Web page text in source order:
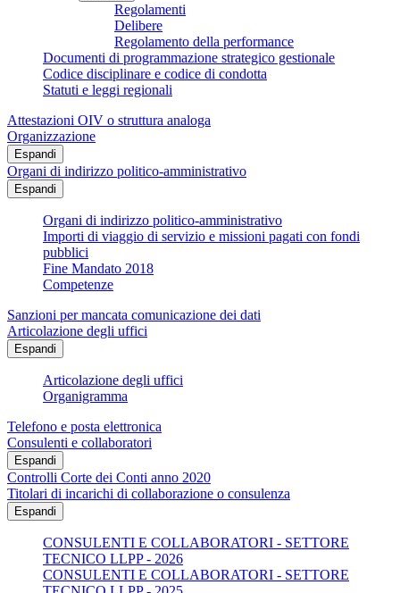
Regolamenti
Delibere
Regolamento della performance
Documenti di programmazione strategico gestionale
Codice disciplinare e codice di condotta
Statuti e leggi regionali
Attestazioni OIV o struttura analoga
Organizzazione
Espandi
Organi di indirizzo politico-amministrativo
Espandi
Organi di indirizzo politico-amministrativo
Importi di viaggio di servizio e missioni pagati con fondi
pubblici
Fine Mandato 2018
Competenze
Sanzioni per mancata comunicazione dei dati
Articolazione degli uffici
Espandi
Articolazione degli uffici
Organigramma
Telefono e posta elettronica
Consulenti e collaboratori
Espandi
Controlli Corte dei Conti anno 2020
Titolari di incarichi di collaborazione o consulenza
Espandi
CONSULENTI E COLLABORATORI - SETTORE
TECNICO LLPP - 2026
CONSULENTI E COLLABORATORI - SETTORE